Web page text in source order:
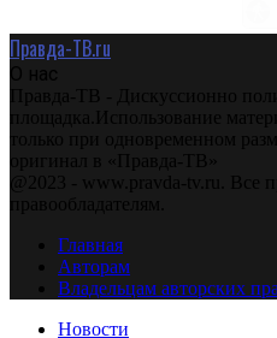
Правда-ТВ.ru
О нас
Правда-ТВ - Дискуссионно
площадка.Использование
только при одновременном
оригинал в «Правда-ТВ»
@2023 - www.pravda-tv.ru. Все
правообладателям.
Главная
Авторам
Владельцам авторских
Новости